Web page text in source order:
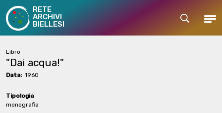
RETE
ARCHIVI
BIELLESI
Cerca
Libro
"Dai acqua!"
Data: 1960
Tipologia
monografia